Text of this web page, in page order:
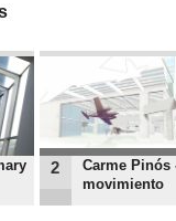
2
Carme Pinós
movimiento